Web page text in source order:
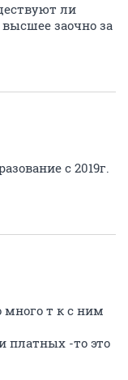
ли
заочно за
с 2019г.
много т к с ним
платных -то это